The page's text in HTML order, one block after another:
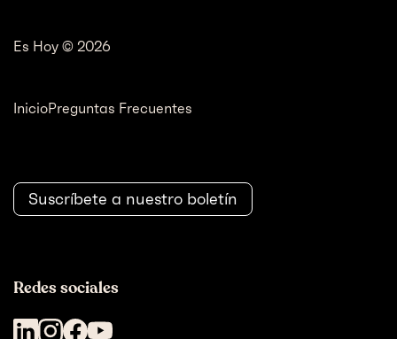
Es Hoy © 2026
InicioPreguntas Frecuentes
Suscríbete a nuestro boletín
Redes sociales